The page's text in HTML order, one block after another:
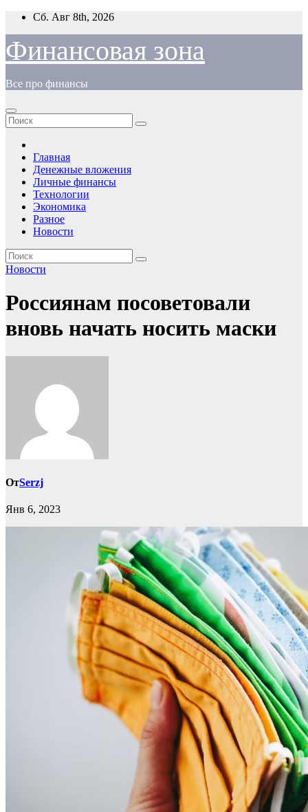
Перейти
содержимому
Сб. Авг 8th, 2026
Финансовая зона
Все про финансы
Главная
Денежные вложения
Личные финансы
Технологии
Экономика
Разное
Новости
Новости
Россиянам посоветовали
вновь начать носить маски
ОтSerzj
Янв 6, 2023